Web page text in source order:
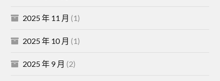
2025 年 11 月 (1)
2025 年 10 月 (1)
2025 年 9 月 (2)